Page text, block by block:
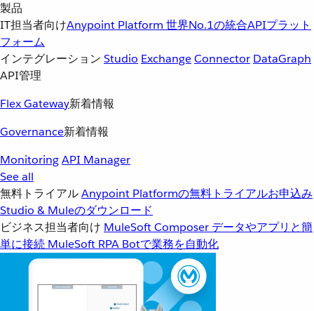
製品
IT担当者向けAnypoint Platform 世界No.1の統合APIプラット
フォーム
インテグレーション Studio ExchangeConnector DataGraph
API管理
Flex Gateway新着情報
Governance新着情報
MonitoringAPI Manager
See all
無料トライアルAnypoint Platformの無料トライアルお申込み
Studio & Muleのダウンロード
ビジネス担当者向け MuleSoft Composer データやアプリと簡
単に接続 MuleSoft RPA Botで業務を自動化